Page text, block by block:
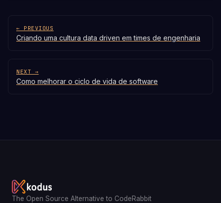
← PREVIOUS
Criando uma cultura data driven em times de engenharia
NEXT →
Como melhorar o ciclo de vida de software
The Open Source Alternative to CodeRabbit